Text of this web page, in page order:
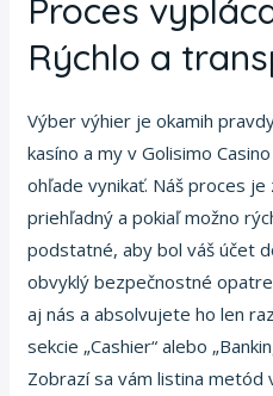
Proces
Rýchlo a
Výber výhier je okamih
kasíno a my v Golisimo
ohľade vynikať. Náš proces
priehľadný a pokiaľ možno
podstatné, aby bol váš účet
obvyklý bezpečnostné
aj nás a absolvujete ho len
sekcie „Cashier“ alebo
Zobrazí sa vám listina